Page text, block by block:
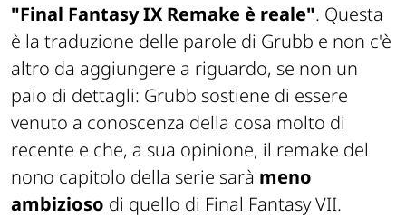
"Final Fantasy IX Remake è reale". Questa
è la traduzione delle parole di Grubb e non c'è
altro da aggiungere a riguardo, se non un
paio di dettagli: Grubb sostiene di essere
venuto a conoscenza della cosa molto di
recente e che, a sua opinione, il remake del
nono capitolo della serie sarà meno
ambizioso di quello di Final Fantasy VII.